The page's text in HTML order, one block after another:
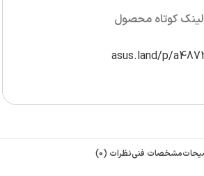
لینک کوتاه محصول
asus.land/p/
مشخصات فنینظرات (0)